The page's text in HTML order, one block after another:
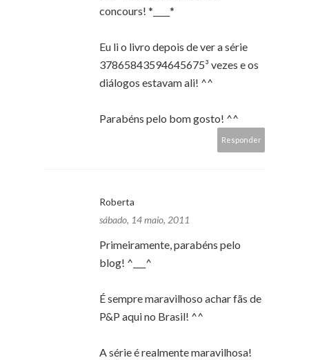
concours! *____*
Eu li o livro depois de ver a série
37865843594645675³ vezes e os
diálogos estavam ali! ^^
Parabéns pelo bom gosto! ^^
Responder
Roberta
sábado, 14 maio, 2011
Primeiramente, parabéns pelo
blog! ^___^
É sempre maravilhoso achar fãs de
P&P aqui no Brasil! ^^
A série é realmente maravilhosa!